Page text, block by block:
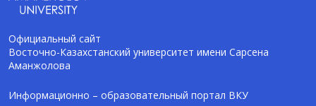
Официальный сайт
Восточно-Казахстанский университет имени Сарсена
Аманжолова
Информационно – образовательный портал ВКУ
Помощник Amanzholov University